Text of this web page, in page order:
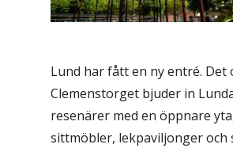
Lund har fått en ny entré. Det
Clemenstorget bjuder in
resenärer med en öppnare
sittmöbler, lekpaviljonger och